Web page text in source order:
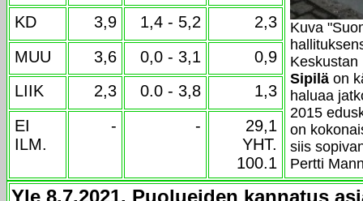
Kuva
Sipilä on
haluaa
2015
on
siis
Pertti
KD
3,9 1,4 - 5,2
2,3
MUU
3,6 0,0 - 3,1
0,9
LIIK
2,3 0.0 - 3,8
1,3
EI
ILM.
- -
29,1
YHT.
100.1
Yle 8.7.2021. Puolueiden kannatus